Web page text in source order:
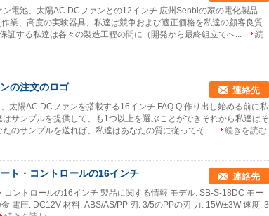
電池、太陽AC DCファンとの12インチ 広州Senbiの家の電化製品
業、高度の実験器具、私達は競争および適正価格を私達の顧客良質
証する私達は各々の製造工程の間に（開発から最終組立てへ...
続
の注文のロゴ 連絡先
太陽AC DCファンを搭載する16インチ FAQ Q:作り出し始める前に私
サンプルを提供して、も1つ以上を選ぶことができそれから私達はそ
のサンプルを送れば、私達はあなたの質に従ってそ...
続きを読む
ト・コントロールの16インチ 連絡先
ントロールの16インチ 製品に関する情報 モデル: SB-S-18DC モー
電圧: DC12V 材料: ABS/AS/PP 刃: 3/5のPPの刃 力: 15W±3W 速度: 3